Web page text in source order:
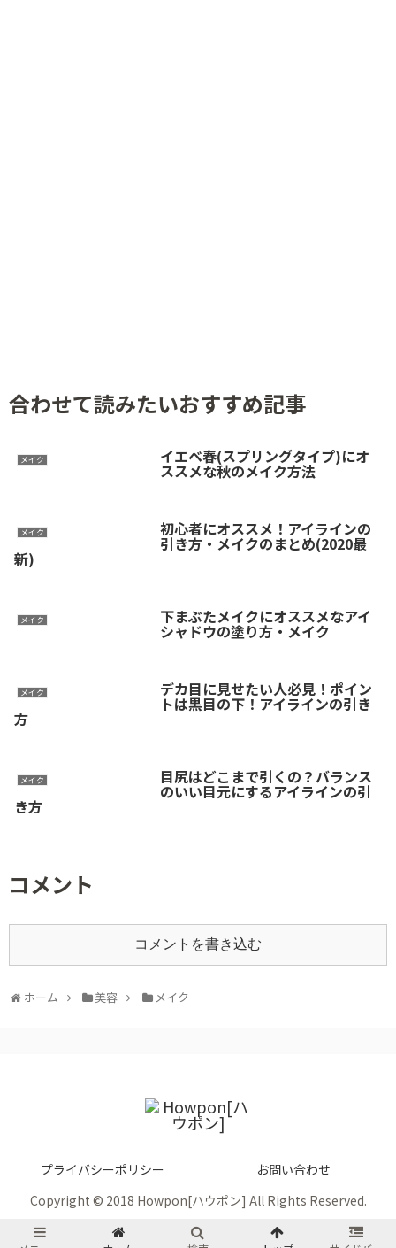
合わせて読みたいおすすめ記事
メイク イエベ春(スプリングタイプ)にオ
ススメな秋のメイク方法
メイク 初心者にオススメ！アイラインの
引き方・メイクのまとめ(2020最
新)
メイク 下まぶたメイクにオススメなアイ
シャドウの塗り方・メイク
メイク デカ目に見せたい人必見！ポイン
トは黒目の下！アイラインの引き
方
メイク 目尻はどこまで引くの？バランス
のいい目元にするアイラインの引
き方
コメント
コメントを書き込む
ホーム 美容 メイク
プライバシーポリシー
お問い合わせ
Copyright © 2018 Howpon[ハウポン] All Rights Reserved.